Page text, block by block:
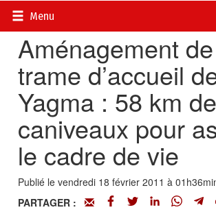
Menu
Accueil>
Aménagement
trame d’accueil
Yagma : 58 km de
caniveaux pour
le cadre de vie
Publié le vendredi 18 février 2011 à
PARTAGER :